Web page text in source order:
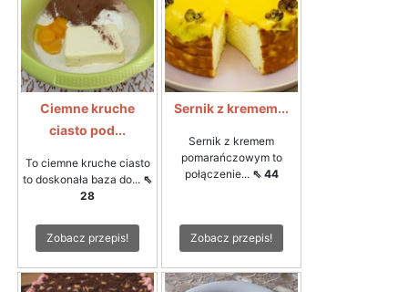
Ciemne kruche
ciasto pod...
To ciemne kruche ciasto
to doskonała baza do... ⇖
28
Zobacz przepis!
Sernik z kremem...
Sernik z kremem
pomarańczowym to
połączenie... ⇖ 44
Zobacz przepis!